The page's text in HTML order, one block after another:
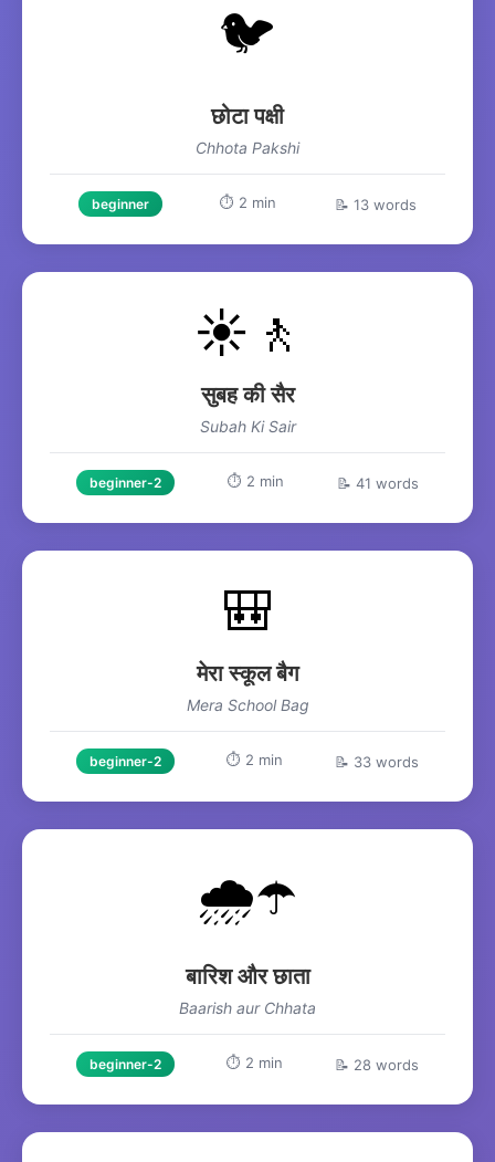
🐦
छोटा पक्षी
Chhota Pakshi
beginner ⏱️ 2 min 📝 13 words
☀️🚶
सुबह की सैर
Subah Ki Sair
beginner-2 ⏱️ 2 min 📝 41 words
🎒
मेरा स्कूल बैग
Mera School Bag
beginner-2 ⏱️ 2 min 📝 33 words
🌧️☂️
बारिश और छाता
Baarish aur Chhata
beginner-2 ⏱️ 2 min 📝 28 words